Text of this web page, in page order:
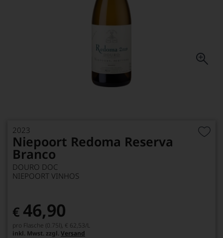
2023
Niepoort Redoma Reserva
Branco
DOURO DOC
NIEPOORT VINHOS
€ 46,90
pro Flasche (0.75l), € 62,53/L
inkl. Mwst. zzgl. Versand